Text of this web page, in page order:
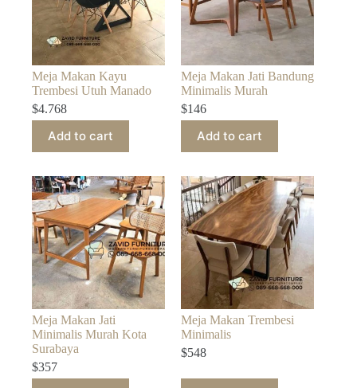
Meja Makan Kayu
Trembesi Utuh Manado
$4.768
Add to cart
Meja Makan Jati Bandung
Minimalis Murah
$146
Add to cart
Meja Makan Jati
Minimalis Murah Kota
Surabaya
$357
Meja Makan Trembesi
Minimalis
$548